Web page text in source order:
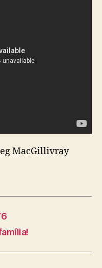
MacGillivray